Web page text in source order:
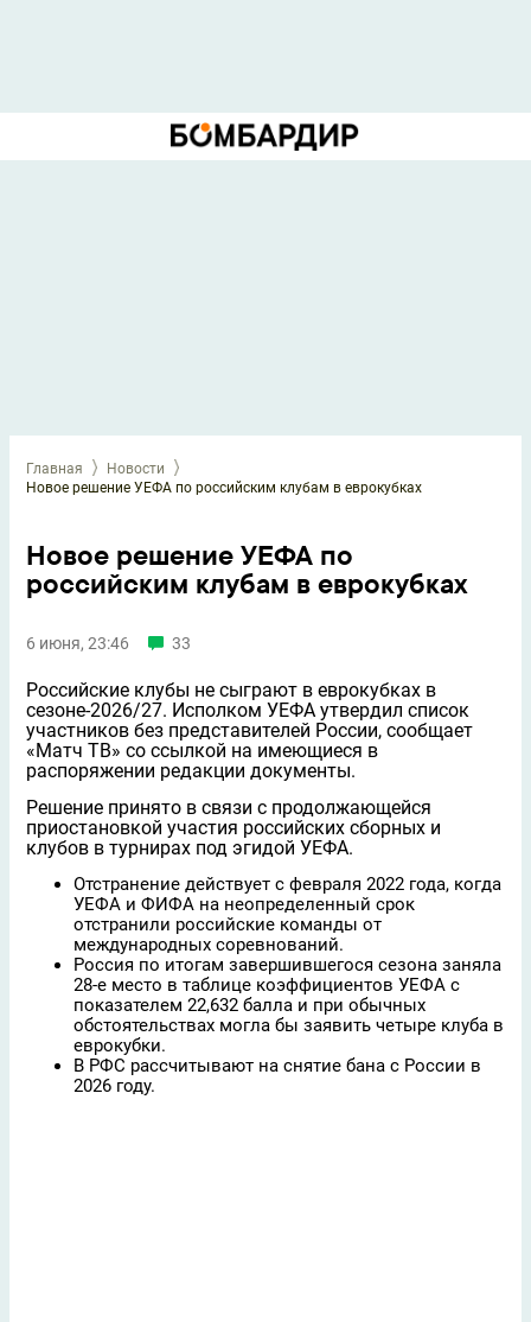
Главная
Новости
Новое решение УЕФА по российским клубам в еврокубках
Новое решение УЕФА по
российским клубам в еврокубках
6 июня, 23:46 33
Российские клубы не сыграют в еврокубках в
сезоне-2026/27. Исполком УЕФА утвердил список
участников без представителей России, сообщает
«Матч ТВ» со ссылкой на имеющиеся в
распоряжении редакции документы.
Решение принято в связи с продолжающейся
приостановкой участия российских сборных и
клубов в турнирах под эгидой УЕФА.
Отстранение действует с февраля 2022 года, когда
УЕФА и ФИФА на неопределенный срок
отстранили российские команды от
международных соревнований.
Россия по итогам завершившегося сезона заняла
28-е место в таблице коэффициентов УЕФА с
показателем 22,632 балла и при обычных
обстоятельствах могла бы заявить четыре клуба в
еврокубки.
В РФС рассчитывают на снятие бана с России в
2026 году.